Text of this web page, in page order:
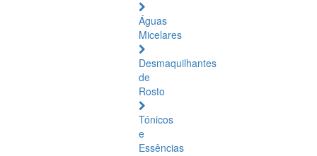
Águas
Micelares
Desmaquilhantes
de
Rosto
Tónicos
e
Essências